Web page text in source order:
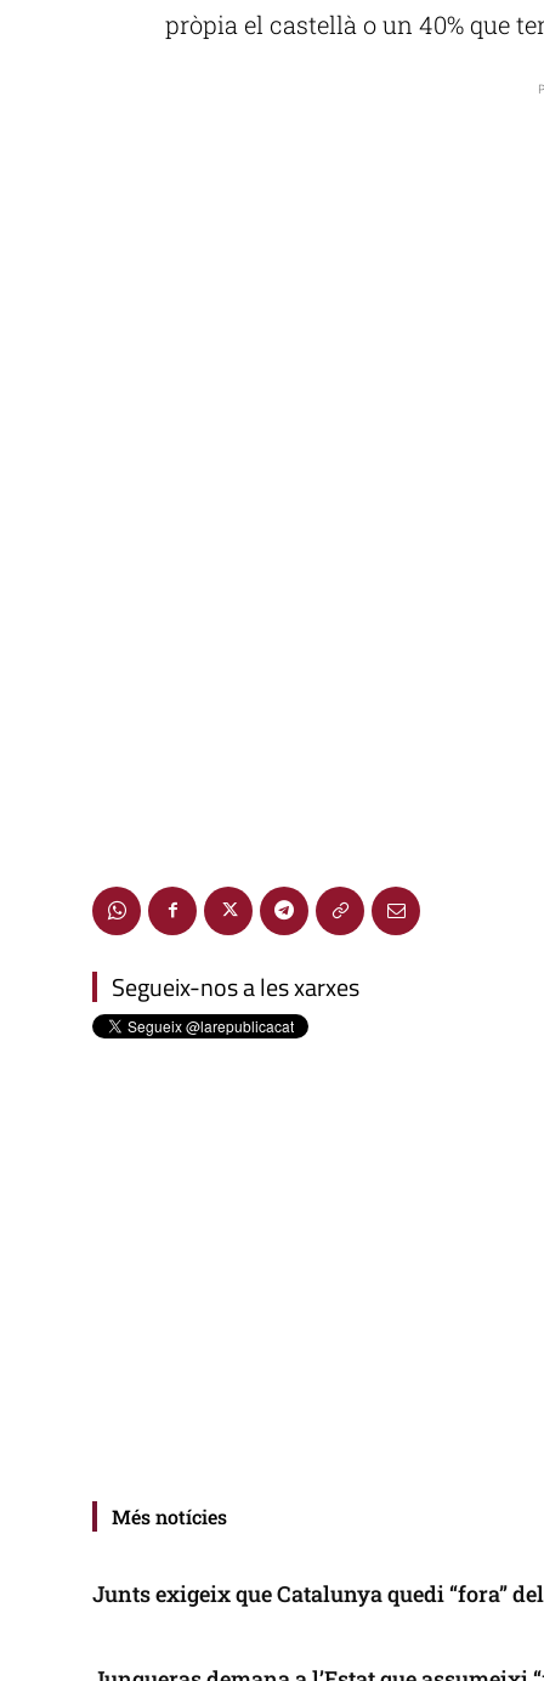
pròpia el castellà o un 40% que
Segueix-nos a les xarxes
Més notícies
Junts exigeix que Catalunya quedi “fora”